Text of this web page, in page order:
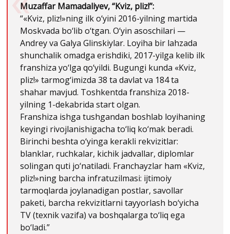
Muzaffar Mamadaliyev, “Kviz, pliz!”:
“«Kviz, pliz!»ning ilk o‘yini 2016-yilning martida
Moskvada bo‘lib o‘tgan. O‘yin asoschilari —
Andrey va Galya Glinskiylar. Loyiha bir lahzada
shunchalik omadga erishdiki, 2017-yilga kelib ilk
franshiza yo‘lga qo‘yildi. Bugungi kunda «Kviz,
pliz!» tarmog‘imizda 38 ta davlat va 184 ta
shahar mavjud. Toshkentda franshiza 2018-
yilning 1-dekabrida start olgan.
Franshiza ishga tushgandan boshlab loyihaning
keyingi rivojlanishigacha to‘liq ko‘mak beradi.
Birinchi beshta o‘yinga kerakli rekvizitlar:
blanklar, ruchkalar, kichik jadvallar, diplomlar
solingan quti jo‘natiladi. Franchayzlar ham «Kviz,
pliz!»ning barcha infratuzilmasi: ijtimoiy
tarmoqlarda joylanadigan postlar, savollar
paketi, barcha rekvizitlarni tayyorlash bo‘yicha
TV (texnik vazifa) va boshqalarga to‘liq ega
bo‘ladi.”